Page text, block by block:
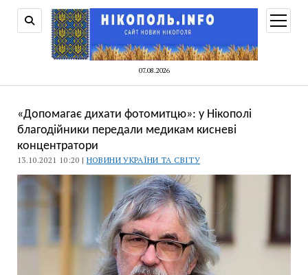
07.08.2026
меню
«Допомагає дихати фотомитцю»: у Нікополі
благодійники передали медикам кисневі
концентратори
13.10.2021 10:20 | НОВИНИ УКРАЇНИ ТА СВІТУ